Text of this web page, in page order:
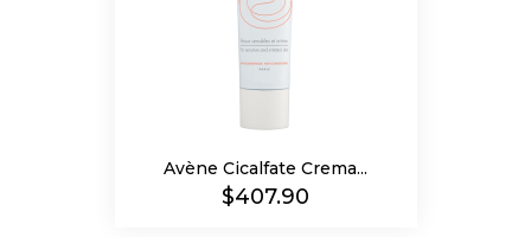
Avène Cicalfate Crema...
Precio
$407.90